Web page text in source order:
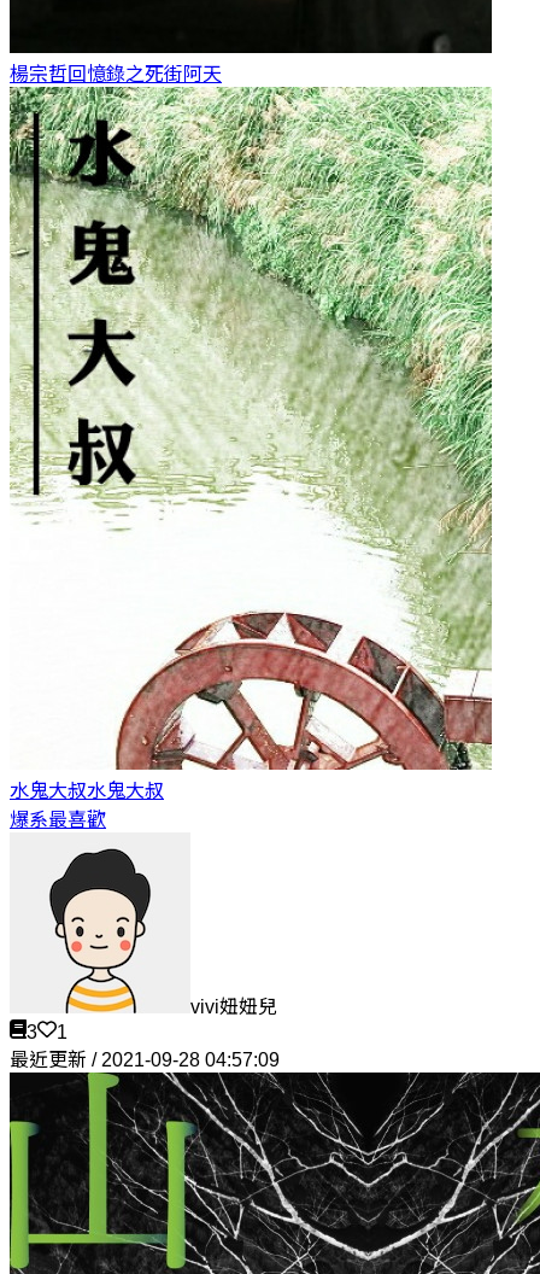
楊宗哲回憶錄之死街阿天
水鬼大叔水鬼大叔
爆系最喜歡
vivi妞妞兒
3
1
最近更新 / 2021-09-28 04:57:09